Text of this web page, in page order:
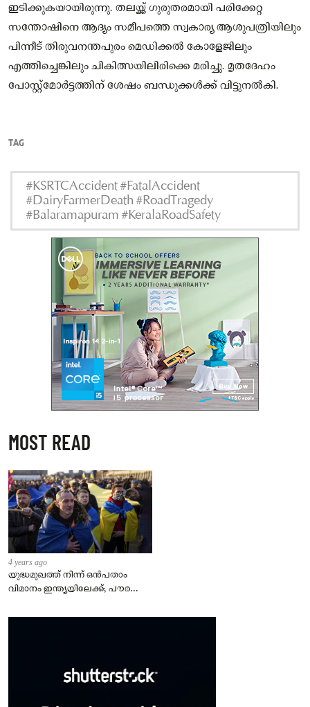
ഇടിക്കുകയായിരുന്നു. തലയ്ക്ക് ഗുരുതരമായി പരിക്കേറ്റ
സന്തോഷിനെ ആദ്യം സമീപത്തെ സ്വകാര്യ ആശുപത്രിയിലും
പിന്നീട് തിരുവനന്തപുരം മെഡിക്കൽ കോളേജിലും
എത്തിച്ചെങ്കിലും ചികിത്സയിലിരിക്കെ മരിച്ചു. മൃതദേഹം
പോസ്റ്റ്‌മോർട്ടത്തിന് ശേഷം ബന്ധുക്കൾക്ക് വിട്ടുനൽകി.
TAG
#KSRTCAccident #FatalAccident
#DairyFarmerDeath #RoadTragedy
#Balaramapuram #KeralaRoadSafety
MOST READ
4 years ago
യുദ്ധമുഖത്ത് നിന്ന് ഒൻപതാം
വിമാനം ഇന്ത്യയിലേക്ക്; പൗരന്മാർ
– കേന്ദ്രം